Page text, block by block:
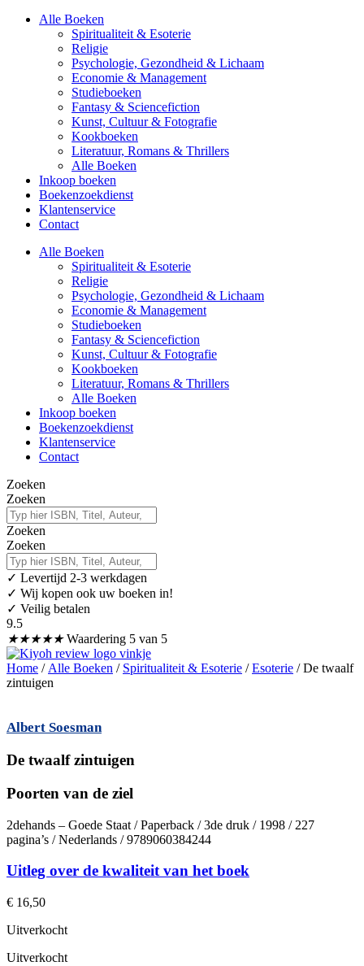
Alle Boeken
Spiritualiteit & Esoterie
Religie
Psychologie, Gezondheid & Lichaam
Economie & Management
Studieboeken
Fantasy & Sciencefiction
Kunst, Cultuur & Fotografie
Kookboeken
Literatuur, Romans & Thrillers
Alle Boeken
Inkoop boeken
Boekenzoekdienst
Klantenservice
Contact
Alle Boeken
Spiritualiteit & Esoterie
Religie
Psychologie, Gezondheid & Lichaam
Economie & Management
Studieboeken
Fantasy & Sciencefiction
Kunst, Cultuur & Fotografie
Kookboeken
Literatuur, Romans & Thrillers
Alle Boeken
Inkoop boeken
Boekenzoekdienst
Klantenservice
Contact
Zoeken
Zoeken
Zoeken
Zoeken
✓ Levertijd 2-3 werkdagen
✓ Wij kopen ook uw boeken in!
✓ Veilig betalen
9.5
★★★★★ Waardering 5 van 5
Home / Alle Boeken / Spiritualiteit & Esoterie /Esoterie / De twaalf
zintuigen
Albert Soesman
De twaalf zintuigen
Poorten van de ziel
2dehands – Goede Staat / Paperback / 3de druk / 1998 / 227
pagina’s / Nederlands / 9789060384244
Uitleg over de kwaliteit van het boek
€ 16,50
Uitverkocht
Uitverkocht